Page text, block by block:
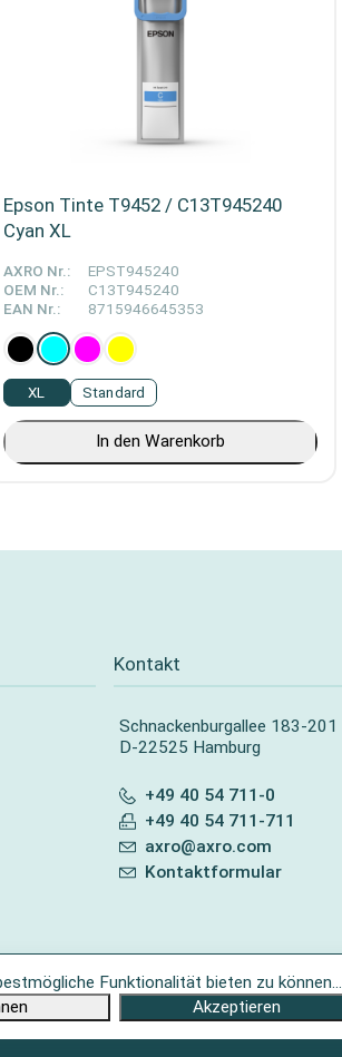
Epson Tinte T9452 / C13T945240
Cyan XL
AXRO Nr.:
EPST945240
OEM Nr.:
C13T945240
EAN Nr.:
8715946645353
XL Standard
In den Warenkorb
Kontakt
Schnackenburgallee 183-201
D-22525 Hamburg
+49 40 54 711-0
+49 40 54 711-711
axro@axro.com
Kontaktformular
Funktionalität bieten zu können...
Akzeptieren